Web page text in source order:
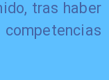
tras haber